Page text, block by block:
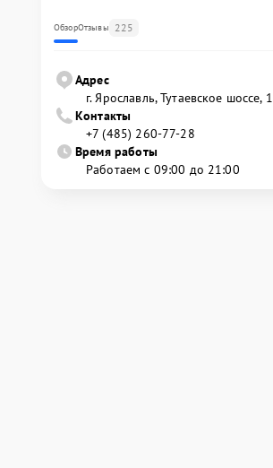
ОбзорОтзывы 225
Адрес
г. Ярославль, Тутаевское шоссе, 1
Контакты
+7 (485) 260-77-28
Время работы
Работаем с 09:00 до 21:00